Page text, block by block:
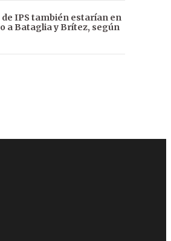
de IPS también estarían en
a Bataglia y Brítez, según